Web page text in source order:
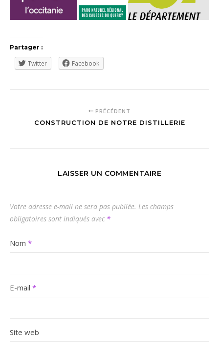
Partager :
Twitter Facebook
PRÉCÉDENT
CONSTRUCTION DE NOTRE DISTILLERIE
LAISSER UN COMMENTAIRE
Votre adresse e-mail ne sera pas publiée. Les champs
obligatoires sont indiqués avec *
Nom *
E-mail *
Site web